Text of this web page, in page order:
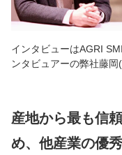
インタビューはAGRI
ンタビュアーの弊社藤岡
産地から最も信
め、他産業の優